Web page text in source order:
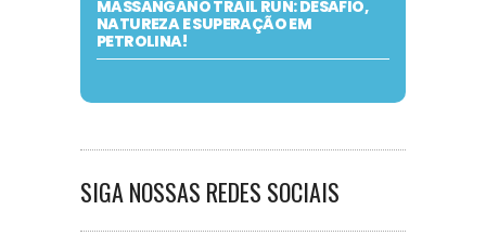
MASSANGANO TRAIL RUN: DESAFIO,
NATUREZA E SUPERAÇÃO EM
PETROLINA!
SIGA NOSSAS REDES SOCIAIS